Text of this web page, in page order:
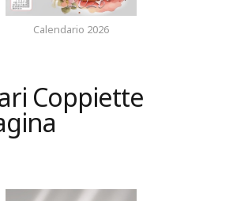
Calendario 2026
Coppiette